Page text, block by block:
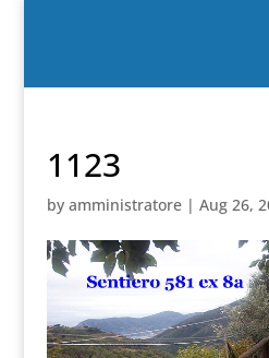
1123
by amministratore| Aug 26,